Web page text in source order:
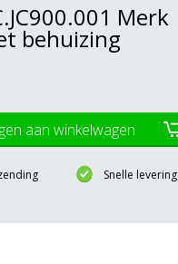
Merk
behuizing
aan winkelwagen
Snelle levering